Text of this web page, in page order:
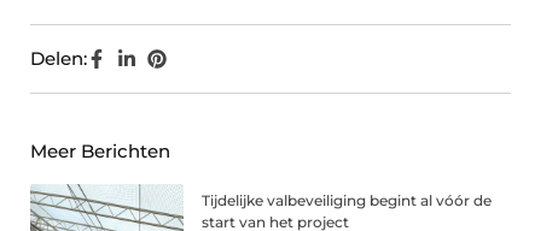
Delen:
Meer Berichten
Tijdelijke valbeveiliging begint al vóór de
start van het project